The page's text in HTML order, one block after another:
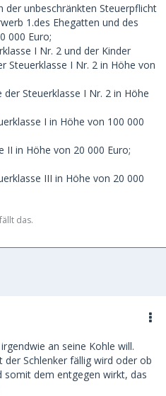
der unbeschränkten Steuerpflicht
1.des Ehegatten und des
000 Euro;
I Nr. 2 und der Kinder
Steuerklasse I Nr. 2 in Höhe von
Steuerklasse I Nr. 2 in Höhe
I in Höhe von 100 000
II in Höhe von 20 000 Euro;
III in Höhe von 20 000
das.
an seine Kohle will.
Schlenker fällig wird oder ob
dem entgegen wirkt, das